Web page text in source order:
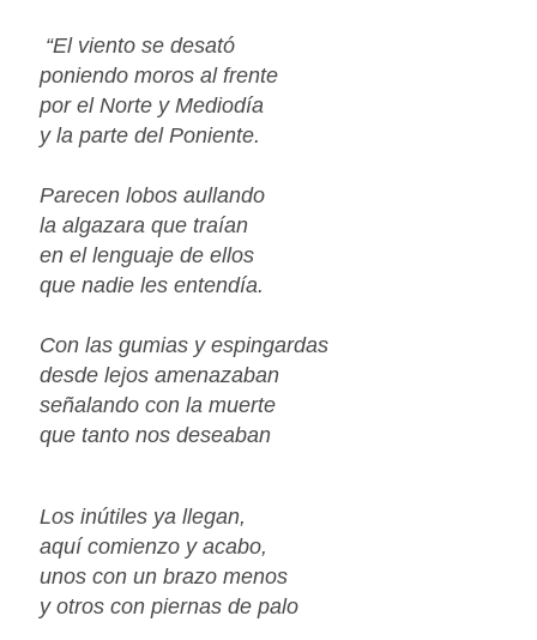
“El viento se desató
poniendo moros al frente
por el Norte y Mediodía
y la parte del Poniente.
Parecen lobos aullando
la algazara que traían
en el lenguaje de ellos
que nadie les entendía.
Con las gumias y espingardas
desde lejos amenazaban
señalando con la muerte
que tanto nos deseaban
Los inútiles ya llegan,
aquí comienzo y acabo,
unos con un brazo menos
y otros con piernas de palo